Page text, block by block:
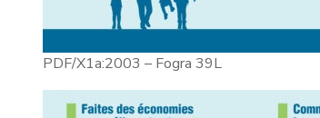
PDF/X1a:2003 – Fogra 39L